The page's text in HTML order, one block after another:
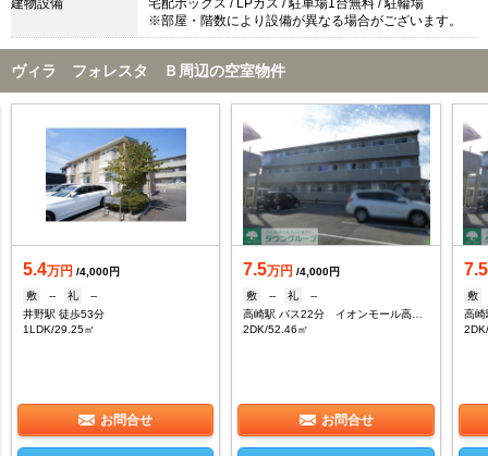
建物設備
宅配ボックス / LPガス / 駐車場1台無料 / 駐輪場
※部屋・階数により設備が異なる場合がございます。
ヴィラ フォレスタ Ｂ周辺の空室物件
5.4万円 /4,000円
敷
-- 礼
--
井野駅 徒歩53分
1LDK/29.25㎡
お問合せ
7.5万円 /4,000円
敷
-- 礼
--
2DK/52.46㎡
お問合せ
7.5
敷